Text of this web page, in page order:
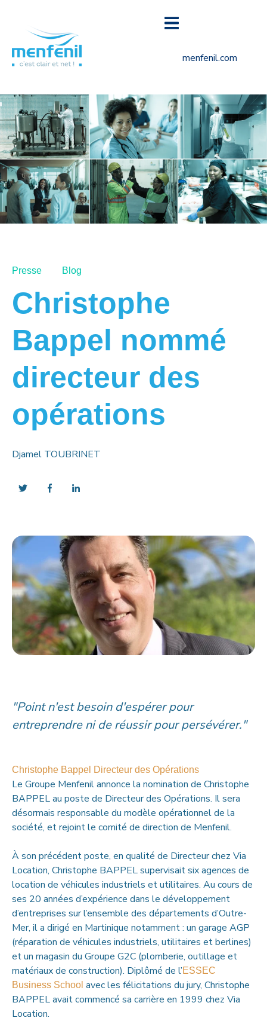
menfenil.com
Presse Blog
Christophe
Bappel nommé
directeur des
opérations
Djamel TOUBRINET
"Point n'est besoin d'espérer pour
entreprendre ni de réussir pour persévérer."
Christophe Bappel Directeur des Opérations
Le Groupe Menfenil annonce la nomination de Christophe
BAPPEL au poste de Directeur des Opérations. Il sera
désormais responsable du modèle opérationnel de la
société, et rejoint le comité de direction de Menfenil.
À son précédent poste, en qualité de Directeur chez Via
Location, Christophe BAPPEL supervisait six agences de
location de véhicules industriels et utilitaires. Au cours de
ses 20 années d’expérience dans le développement
d’entreprises sur l’ensemble des départements d’Outre-
Mer, il a dirigé en Martinique notamment : un garage AGP
(réparation de véhicules industriels, utilitaires et berlines)
et un magasin du Groupe G2C (plomberie, outillage et
matériaux de construction). Diplômé de l’ESSEC
Business School avec les félicitations du jury, Christophe
BAPPEL avait commencé sa carrière en 1999 chez Via
Location.